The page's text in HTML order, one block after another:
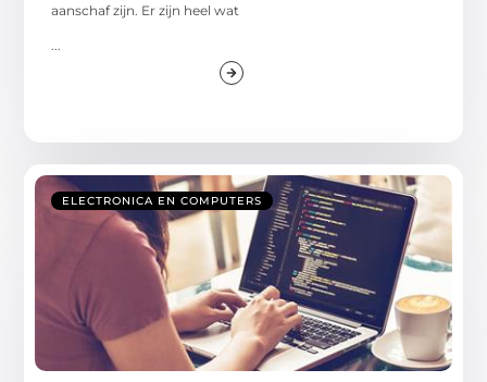
aanschaf zijn. Er zijn heel wat
...
ELECTRONICA EN COMPUTERS